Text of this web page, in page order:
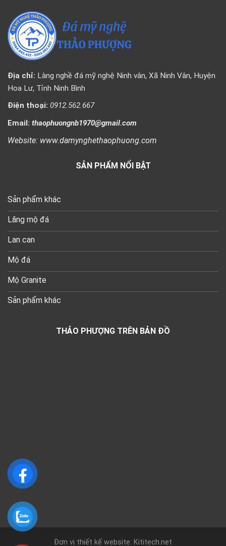
Địa chỉ: Làng nghề đá mỹ nghệ Ninh vân, Xã Ninh Vân, Huyện
Hoa Lư, Tỉnh Ninh Bình
Điện thoại: 0912.562.667
Email: thaophuongnb1970@gmail.com
Website: www.damynghethaophuong.com
SẢN PHẨM NỔI BẬT
Sản phẩm khác
Lăng mộ đá
Lan can
Mộ đá
Mộ Granite
Sản phẩm khác
THẢO PHƯỢNG TRÊN BẢN ĐỒ
Đơn vị thiết kế website: Kititech.net